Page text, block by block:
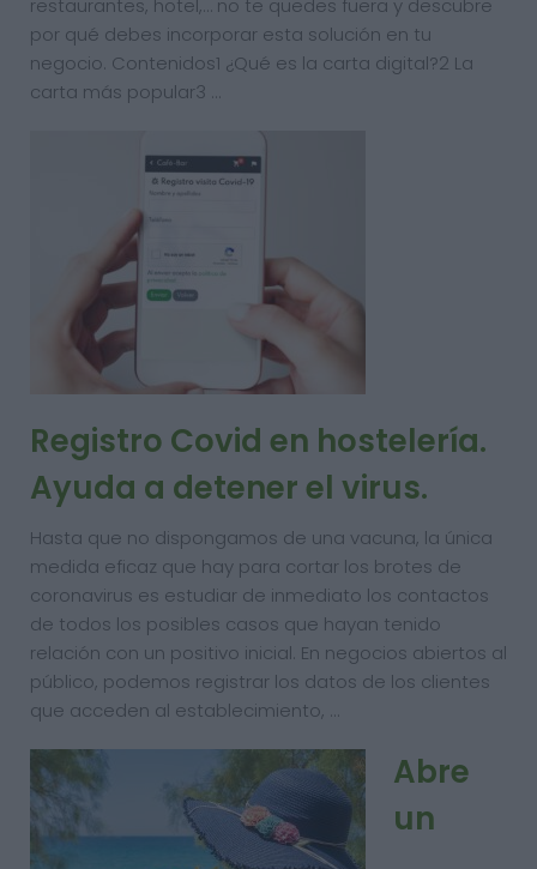
restaurantes, hotel,… no te quedes fuera y descubre
por qué debes incorporar esta solución en tu
negocio. Contenidos1 ¿Qué es la carta digital?2 La
carta más popular3 …
Registro Covid en hostelería.
Ayuda a detener el virus.
Hasta que no dispongamos de una vacuna, la única
medida eficaz que hay para cortar los brotes de
coronavirus es estudiar de inmediato los contactos
de todos los posibles casos que hayan tenido
relación con un positivo inicial. En negocios abiertos al
público, podemos registrar los datos de los clientes
que acceden al establecimiento, …
Abre
un